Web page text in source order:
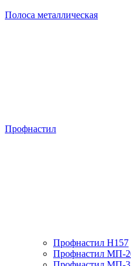
Полоса металлическая
Профнастил
Профнастил H157
Профнастил МП-